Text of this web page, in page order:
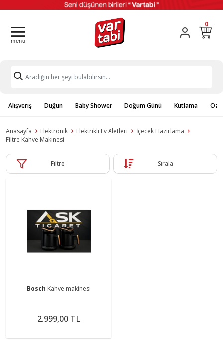
0
Alışveriş Düğün Baby Shower Doğum Günü Kutlama
Anasayfa Elektronik Elektrikli Ev Aletleri
İçecek Hazırlama
Filtre Kahve Makinesi
Filtre Sırala
Bosch Kahve makinesi
2.999,00 TL